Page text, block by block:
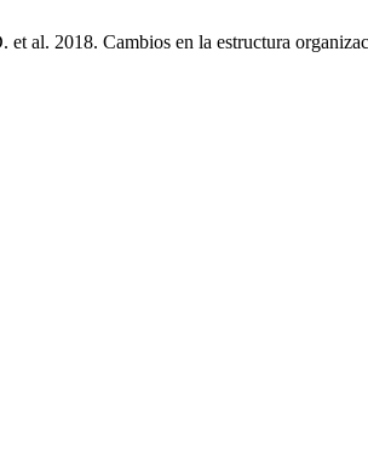
et al. 2018. Cambios en la estructura